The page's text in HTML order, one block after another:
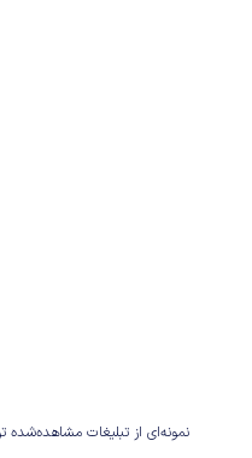
نمونه‌ای از تبلیغات